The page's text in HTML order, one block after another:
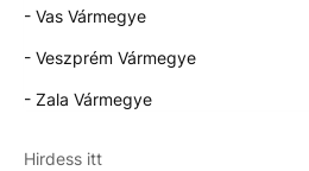
- Vas Vármegye
- Veszprém Vármegye
- Zala Vármegye
Hirdess itt